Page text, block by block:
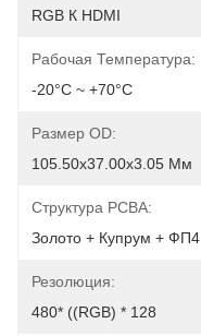
RGB К HDMI
Рабочая Температура:
-20°C ~ +70°C
Размер OD:
105.50x37.00x3.05 Мм
Структура PCBA:
Золото + Купрум + ФП4
Резолюция:
480* ((RGB) * 128